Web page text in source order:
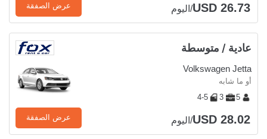
USD 26.73/اليوم عرض الصفقة
عادية / متوسطة
Volkswagen Jetta
أو ما شابه
5
3
4-5
USD 28.02/اليوم عرض الصفقة